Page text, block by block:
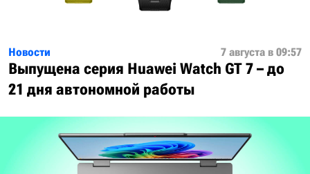
Новости 7 августа в 09:57
Выпущена серия Huawei Watch GT 7 – до
21 дня автономной работы